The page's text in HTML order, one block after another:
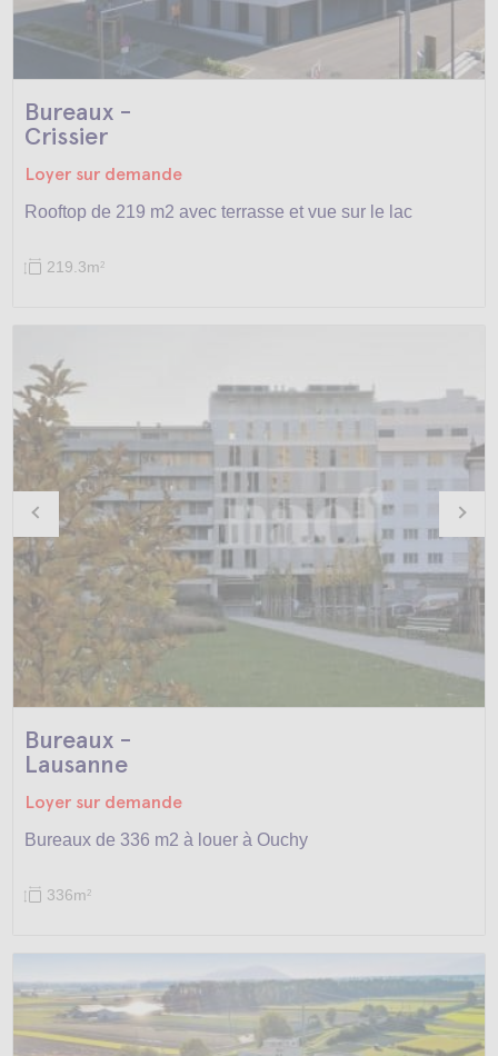
Bureaux -
Crissier
Loyer sur demande
Rooftop de 219 m2 avec terrasse et vue sur le lac
219.3m2
Bureaux -
Lausanne
Loyer sur demande
Bureaux de 336 m2 à louer à Ouchy
336m2